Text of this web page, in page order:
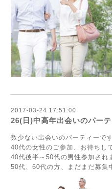
2017-03-24 17:51:00
26(日)中高年出会いのパー
数少ない出会いのパーティーです
40代の女性のご参加、お待ちし
40代後半～50代の男性参加され
50代、60代の方、まだまだ募集